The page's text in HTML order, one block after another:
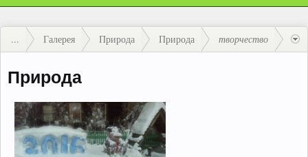
... Галерея Природа Природа творчество
Природа